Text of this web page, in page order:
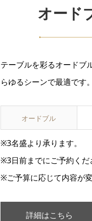
オード
テーブルを彩るオードブ
らゆるシーンで最適です。
オードブル
※3名盛より承ります。
※3日前までにご予約くだ
※ご予算に応じて内容が変
詳細はこちら